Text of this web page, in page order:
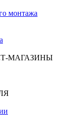
монтажа
МАГАЗИНЫ